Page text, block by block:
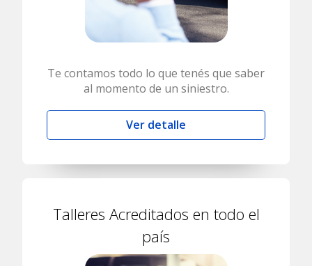
Te contamos todo lo que tenés que saber
al momento de un siniestro.
Ver detalle
Talleres Acreditados en todo el
país